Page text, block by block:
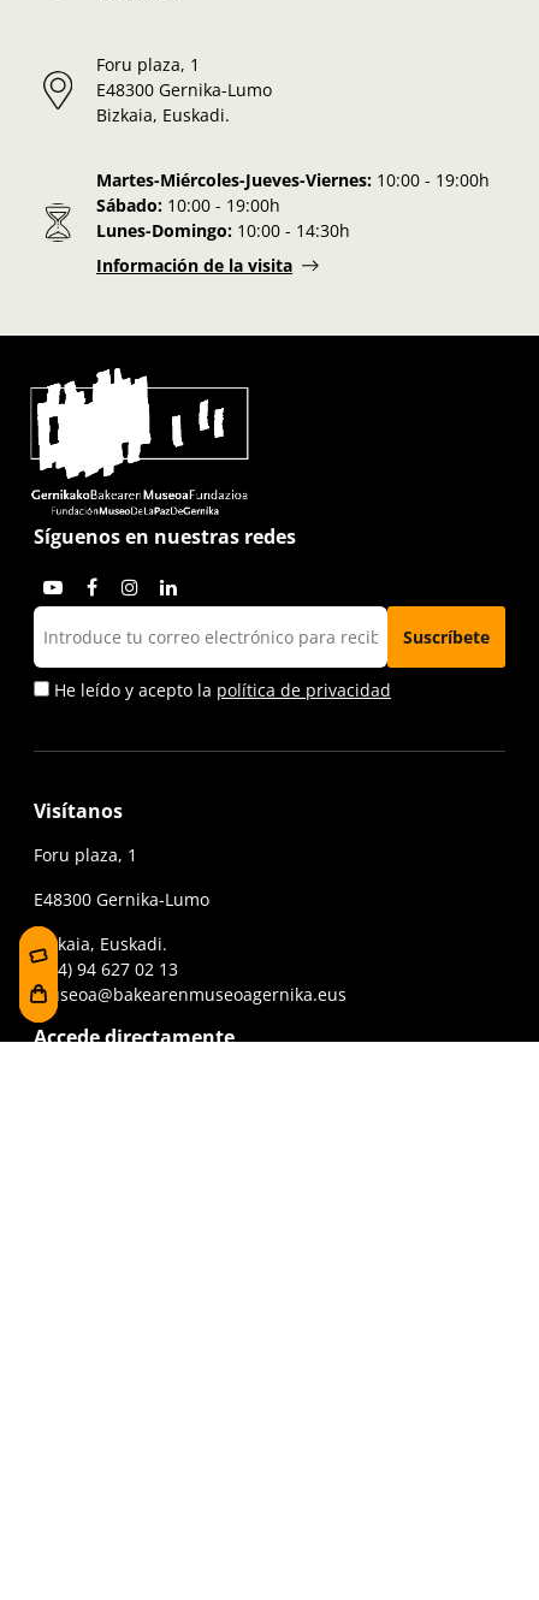
Foru plaza, 1
E48300 Gernika-Lumo
Bizkaia, Euskadi.
Martes-Miércoles-Jueves-Viernes: 10:00 - 19:00h
Sábado: 10:00 - 19:00h
Lunes-Domingo: 10:00 - 14:30h
Información de la visita
Síguenos en nuestras redes
He leído y acepto la política de privacidad
Visítanos
Foru plaza, 1
E48300 Gernika-Lumo
Bizkaia, Euskadi.
(+34) 94 627 02 13
museoa@bakearenmuseoagernika.eus
Accede directamente